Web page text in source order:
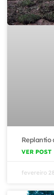
Replantio
VER POST
fevereiro